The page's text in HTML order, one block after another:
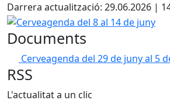
Darrera actualització: 29.06.2026 |
Cerveagenda del 8 al 14 de juny
Documents
Cerveagenda del 29 de juny al 5
RSS
L'actualitat a un clic